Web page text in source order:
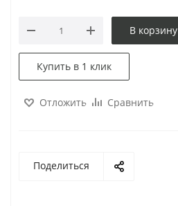
В корзину
Купить в 1 клик
Отложить Сравнить
Поделиться